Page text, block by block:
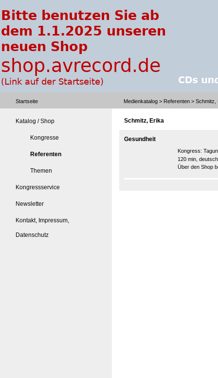
Startseite Medienkatalog > Referenten > Schmitz,
Katalog / Shop
Kongresse
Referenten
Themen
Kongressservice
Newsletter
Kontakt, Impressum,
Datenschutz
Schmitz, Erika
Gesundheit
Kongress:
120 min, deutsch
Über den Shop